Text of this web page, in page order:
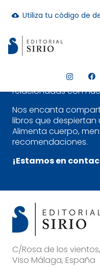
cloud_download Utiliza tu código de
hay resultados
Suscríbete a
editorial
¡Es sencillo!
publicaciones más
relacionadas con
Nos encanta
libros que
Alimenta cuerpo,
recomendaciones.
¡Estamos en
C/Rosa de los
Viso Málaga, España